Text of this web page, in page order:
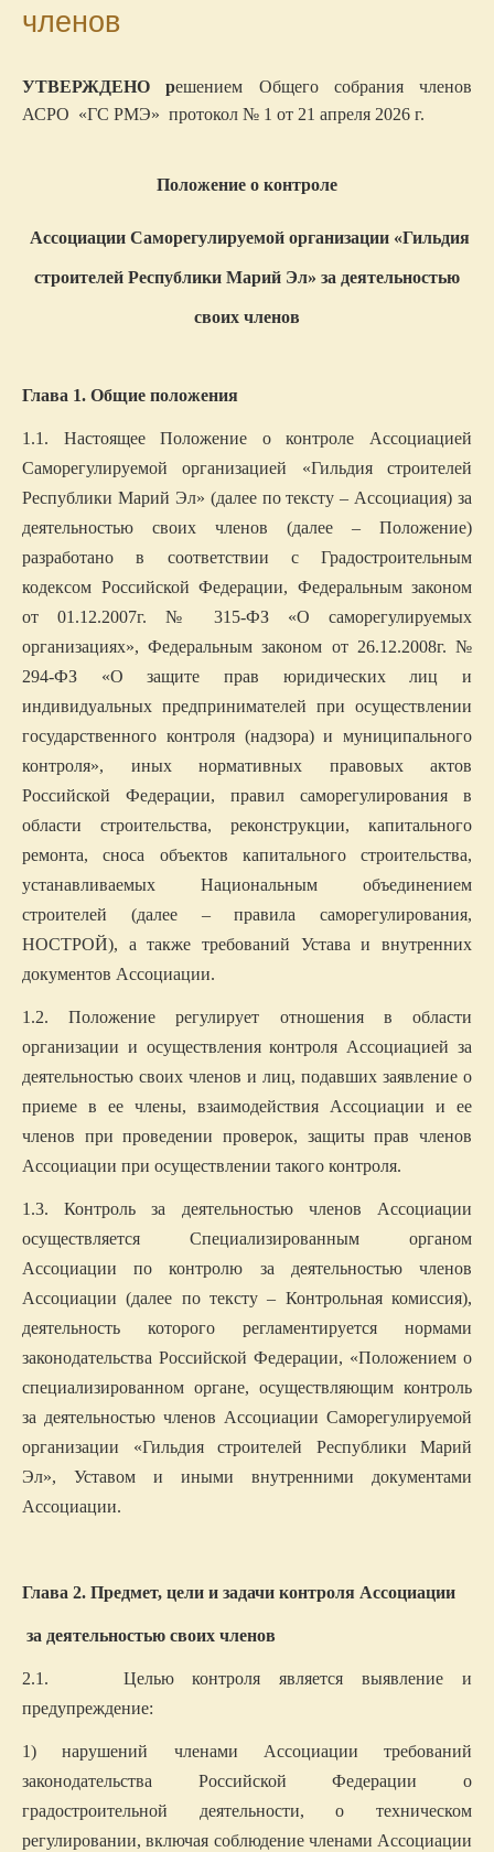
членов
УТВЕРЖДЕНО решением Общего собрания членов
АСРО «ГС РМЭ» протокол № 1 от 21 апреля 2026 г.
Положение о контроле
Ассоциации Саморегулируемой организации «Гильдия
строителей Республики Марий Эл» за деятельностью
своих членов
Глава 1. Общие положения
1.1. Настоящее Положение о контроле Ассоциацией
Саморегулируемой организацией «Гильдия строителей
Республики Марий Эл» (далее по тексту – Ассоциация) за
деятельностью своих членов (далее – Положение)
разработано в соответствии с Градостроительным
кодексом Российской Федерации, Федеральным законом
от 01.12.2007г. № 315-ФЗ «О саморегулируемых
организациях», Федеральным законом от 26.12.2008г. №
294-ФЗ «О защите прав юридических лиц и
индивидуальных предпринимателей при осуществлении
государственного контроля (надзора) и муниципального
контроля», иных нормативных правовых актов
Российской Федерации, правил саморегулирования в
области строительства, реконструкции, капитального
ремонта, сноса объектов капитального строительства,
устанавливаемых Национальным объединением
строителей (далее – правила саморегулирования,
НОСТРОЙ), а также требований Устава и внутренних
документов Ассоциации.
1.2. Положение регулирует отношения в области
организации и осуществления контроля Ассоциацией за
деятельностью своих членов и лиц, подавших заявление о
приеме в ее члены, взаимодействия Ассоциации и ее
членов при проведении проверок, защиты прав членов
Ассоциации при осуществлении такого контроля.
1.3. Контроль за деятельностью членов Ассоциации
осуществляется Специализированным органом
Ассоциации по контролю за деятельностью членов
Ассоциации (далее по тексту – Контрольная комиссия),
деятельность которого регламентируется нормами
законодательства Российской Федерации, «Положением о
специализированном органе, осуществляющим контроль
за деятельностью членов Ассоциации Саморегулируемой
организации «Гильдия строителей Республики Марий
Эл», Уставом и иными внутренними документами
Ассоциации.
Глава 2. Предмет, цели и задачи контроля Ассоциации
за деятельностью своих членов
2.1. Целью контроля является выявление и
предупреждение:
1) нарушений членами Ассоциации требований
законодательства Российской Федерации о
градостроительной деятельности, о техническом
регулировании, включая соблюдение членами Ассоциации